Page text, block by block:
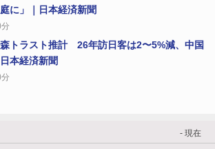
に」｜日本経済新聞
森トラスト推計 26年訪日客は2〜5%減、中国
本経済新聞
- 現在